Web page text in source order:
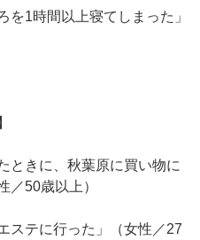
を1時間以上寝てしまった」
ときに、秋葉原に買い物に
／50歳以上）
ステに行った」（女性／27